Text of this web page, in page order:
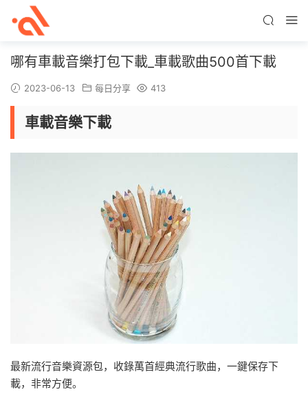
哪有車載音樂打包下載_車載歌曲500首下載
2023-06-13 每日分享 413
車載音樂下載
最新流行音樂資源包，收錄萬首經典流行歌曲，一鍵保存下
載，非常方便。